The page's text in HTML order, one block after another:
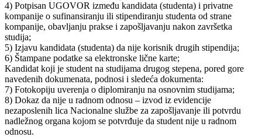
4) Potpisan UGOVOR između kandidata (studenta) i privatne
kompanije o sufinansiranju ili stipendiranju studenta od strane
kompanije, obavljanju prakse i zapošljavanju nakon završetka
studija;
5) Izjavu kandidata (studenta) da nije korisnik drugih stipendija;
6) Štampane podatke sa elektronske lične karte;
Kandidat koji je student na studijama drugog stepena, pored gore
navedenih dokumenata, podnosi i sledeća dokumenta:
7) Fotokopiju uverenja o diplomiranju na osnovnim studijama;
8) Dokaz da nije u radnom odnosu – izvod iz evidencije
nezaposlenih lica Nacionalne službe za zapošljavanje ili potvrdu
nadležnog organa kojom se potvrđuje da student nije u radnom
odnosu.